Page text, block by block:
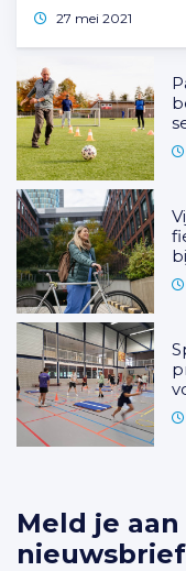
27 mei 2021
Meld je